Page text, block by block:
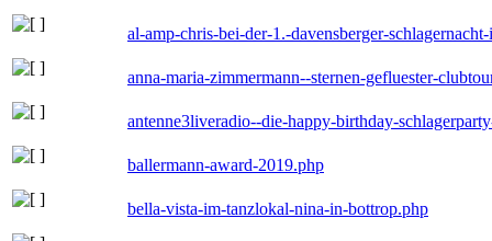
al-amp-chris-bei-der-1.-davensberger-
anna-maria-zimmermann--sternen-gefluester-
antenne3liveradio--die-happy-birthday-
ballermann-award-2019.php
bella-vista-im-tanzlokal-nina-in-bottrop.php